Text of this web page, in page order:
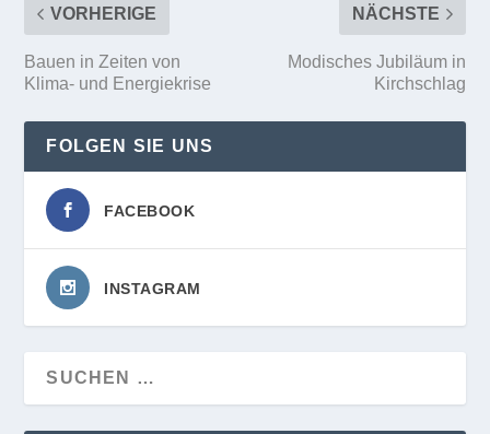
VORHERIGE
Bauen in Zeiten von
Klima- und Energiekrise
NÄCHSTE
Modisches Jubiläum in
Kirchschlag
FOLGEN SIE UNS
FACEBOOK
INSTAGRAM